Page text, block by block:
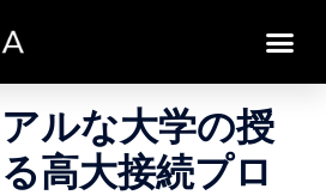
8日
ルな⼤学の授
⾼⼤接続プロ